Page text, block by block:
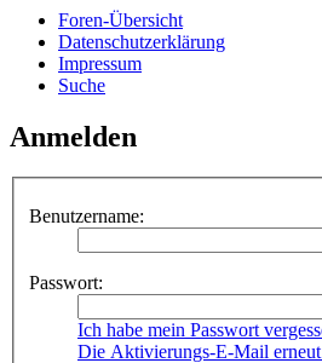
Foren-Übersicht
Datenschutzerklärung
Impressum
Suche
Anmelden
Benutzername:
Passwort:
Ich habe mein Passwort
Die Aktivierungs-E-Mail erneut